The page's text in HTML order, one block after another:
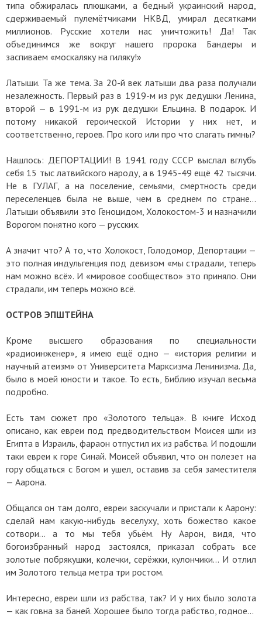
типа обжиралась плюшками, а бедный украинский народ,
сдерживаемый пулемётчиками НКВД, умирал десятками
миллионов. Русские хотели нас уничтожить! Да! Так
объединимся же вокруг нашего пророка Бандеры и
заспиваем «москаляку на гиляку!»
Латыши. Та же тема. За 20-й век латыши два раза получали
незалежность. Первый раз в 1919-м из рук дедушки Ленина,
второй — в 1991-м из рук дедушки Ельцина. В подарок. И
потому никакой героической Истории у них нет, и
соответственно, героев. Про кого или про что слагать гимны?
Нашлось: ДЕПОРТАЦИИ! В 1941 году СССР выслал вглубь
себя 15 тыс латвийского народу, а в 1945-49 ещё 42 тысячи.
Не в ГУЛАГ, а на поселение, семьями, смертность среди
переселенцев была не выше, чем в среднем по стране...
Латыши объявили это Геноцидом, Холокостом-3 и назначили
Ворогом понятно кого — русских.
А значит что? А то, что Холокост, Голодомор, Депортации —
это полная индульгенция под девизом «мы страдали, теперь
нам можно всё». И «мировое сообщество» это приняло. Они
страдали, им теперь можно всё.
ОСТРОВ ЭПШТЕЙНА
Кроме высшего образования по специальности
«радиоинженер», я имею ещё одно — «история религии и
научный атеизм» от Университета Марксизма Ленинизма. Да,
было в моей юности и такое. То есть, Библию изучал весьма
подробно.
Есть там сюжет про «Золотого тельца». В книге Исход
описано, как евреи под предводительством Моисея шли из
Египта в Израиль, фараон отпустил их из рабства. И подошли
таки евреи к горе Синай. Моисей объявил, что он полезет на
гору общаться с Богом и ушел, оставив за себя заместителя
— Аарона.
Общался он там долго, евреи заскучали и пристали к Аарону:
сделай нам какую-нибудь веселуху, хоть божество какое
сотвори... а то мы тебя убьём. Ну Аарон, видя, что
богоизбранный народ застоялся, приказал собрать все
золотые побрякушки, колечки, серёжки, кулончики... И отлил
им Золотого тельца метра три ростом.
Интересно, евреи шли из рабства, так? И у них было золота
— как говна за баней. Хорошее было тогда рабство, годное...